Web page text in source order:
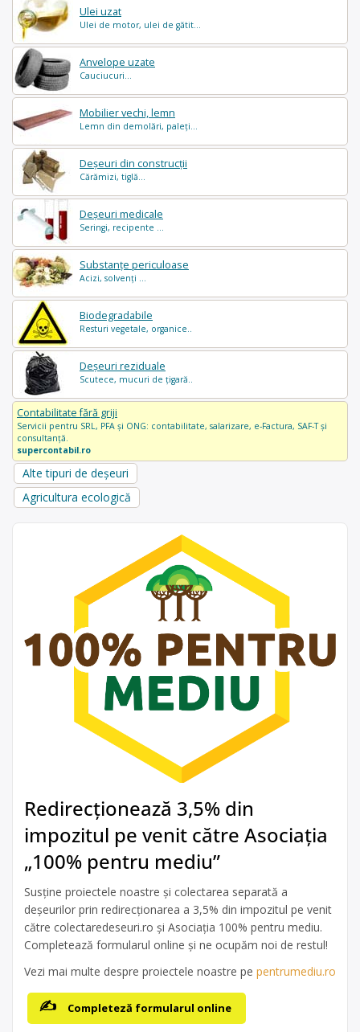
Ulei uzat
Ulei de motor, ulei de gătit...
Anvelope uzate
Cauciucuri...
Mobilier vechi, lemn
Lemn din demolări, paleți...
Deșeuri din construcții
Cărămizi, tiglă...
Deșeuri medicale
Seringi, recipente ...
Substanțe periculoase
Acizi, solvenți ...
Biodegradabile
Resturi vegetale, organice..
Deșeuri reziduale
Scutece, mucuri de țigară..
Contabilitate fără griji
Servicii pentru SRL, PFA și ONG: contabilitate, salarizare, e-Factura, SAF-T și
consultanță.
supercontabil.ro
Alte tipuri de deșeuri
Agricultura ecologică
Redirecționează 3,5% din
impozitul pe venit către Asociația
„100% pentru mediu”
Susține proiectele noastre și colectarea separată a
deșeurilor prin redirecționarea a 3,5% din impozitul pe venit
către colectaredeseuri.ro și Asociația 100% pentru mediu.
Completează formularul online și ne ocupăm noi de restul!
Vezi mai multe despre proiectele noastre pe pentrumediu.ro
Completeză formularul online